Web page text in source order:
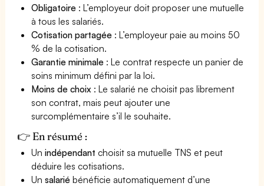
Obligatoire : L’employeur doit proposer une mutuelle
à tous les salariés.
Cotisation partagée : L’employeur paie au moins 50
% de la cotisation.
Garantie minimale : Le contrat respecte un panier de
soins minimum défini par la loi.
Moins de choix : Le salarié ne choisit pas librement
son contrat, mais peut ajouter une
surcomplémentaire s’il le souhaite.
👉 En résumé :
Unindépendant choisit sa mutuelle TNS et peut
déduire les cotisations.
Unsalarié bénéficie automatiquement d’une